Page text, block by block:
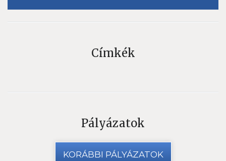
Címkék
Pályázatok
KORÁBBI PÁLYÁZATOK